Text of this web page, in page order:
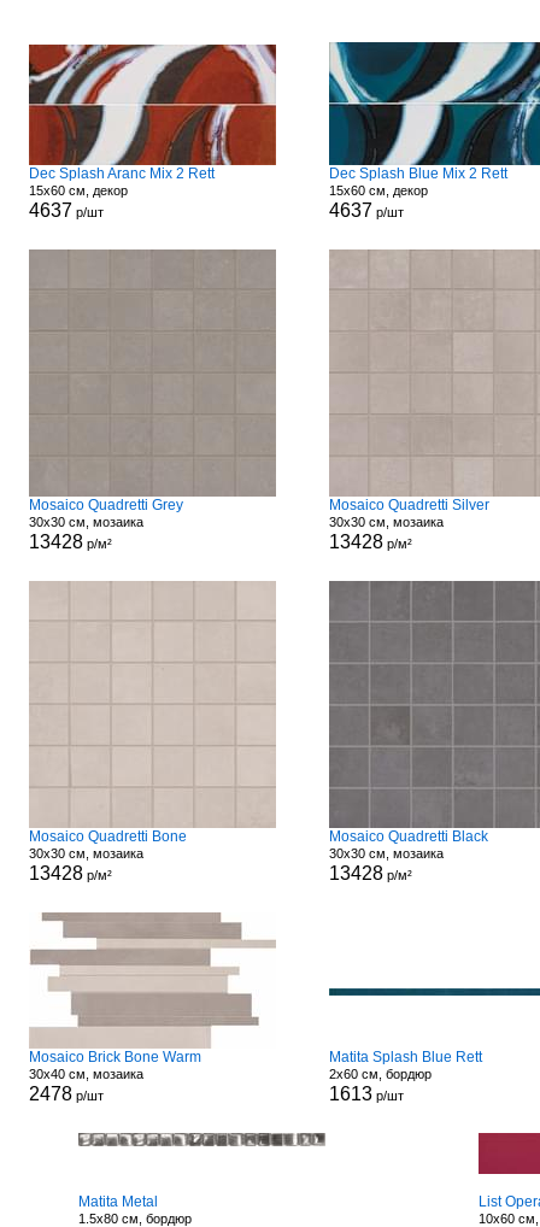
Dec Splash Aranc Mix 2 Rett
15x60 см, декор
4637 р/шт
Dec Splash Blue Mix 2 Rett
15x60 см, декор
4637 р/шт
Mosaico Quadretti Grey
30x30 см, мозаика
13428р/м²
Mosaico Quadretti Silver
30x30 см, мозаика
13428р/м²
Mosaico Quadretti Bone
30x30 см, мозаика
13428р/м²
Mosaico Quadretti Black
30x30 см, мозаика
13428р/м²
Mosaico Brick Bone Warm
30x40 см, мозаика
2478р/шт
Matita Splash Blue Rett
2x60 см, бордюр
1613р/шт
Matita Metal
1.5x80 см, бордюр
List
10x60